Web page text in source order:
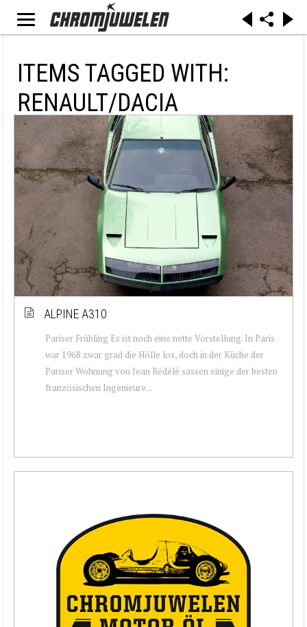
ITEMS TAGGED WITH:
RENAULT/DACIA
ALPINE A310
Pariser Frühling Es ist noch eine nette Vorstellung. In Paris
war 1968 zwar grad die Hölle los, doch in der Küche der
Pariser Wohnung von Jean Rédélé sassen einige der besten
französischen Ingenieure...